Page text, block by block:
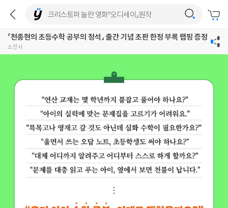
『천종현의 초등수학 공부의 정석』 출간 기념 초판 한정 부록 랩핑 증정
소진시